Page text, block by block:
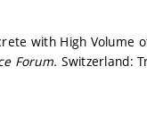
with High Volume
Forum. Switzerland: